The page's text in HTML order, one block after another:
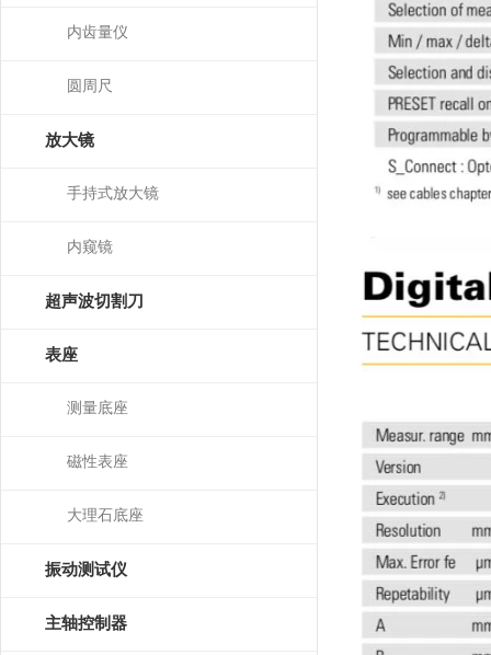
内齿量仪
圆周尺
放大镜
手持式放大镜
内窥镜
超声波切割刀
表座
测量底座
磁性表座
大理石底座
振动测试仪
主轴控制器